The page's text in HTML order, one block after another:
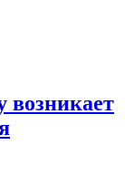
возникает